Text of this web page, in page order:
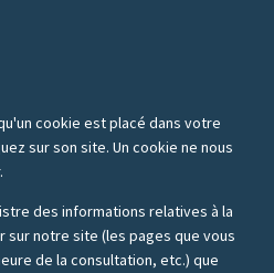
cookie est placé dans votre
sur son site. Un cookie ne nous
des informations relatives à la
notre site (les pages que vous
de la consultation, etc.) que